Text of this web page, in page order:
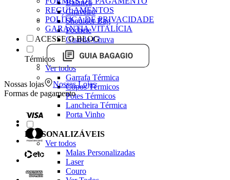
Balança
Chaveiro
Shoulder Bag
Pochete
Guarda-Chuva
Térmicos
Ver todos
Garrafa Térmica
Copos Térmicos
Potes Térmicos
Lancheira Térmica
Porta Vinho
PERSONALIZÁVEIS
Ver todos
Malas Personalizadas
Laser
Couro
REGULAMENTOS
POLÍTICA DE PRIVACIDADE
GARANTIA VITALÍCIA
ACESSE O BLOG
Nossas lojas
Nossas Lojas
Formas de pagamento